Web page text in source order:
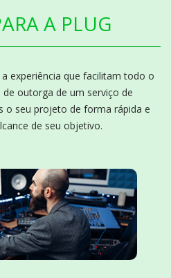
A PLUG
experiência que facilitam todo o
outorga de um serviço de
o seu projeto de forma rápida e
de seu objetivo.